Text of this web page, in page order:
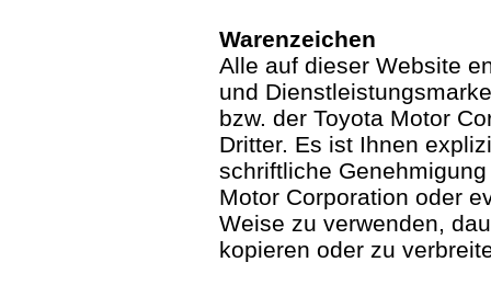
Warenzeichen
Alle auf dieser Website
und
bzw. der Toyota Motor
Dritter. Es ist Ihnen
schriftliche
Motor Corporation oder
Weise zu verwenden,
kopieren oder zu